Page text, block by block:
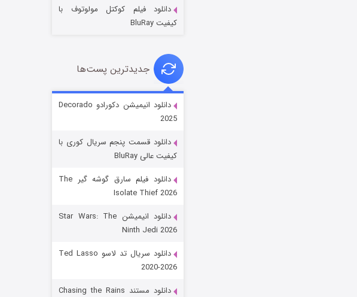
قسمت ۶ (زیرنویس)
رویایی برای تو
دانلود فیلم کوکتل مولوتوف با
کیفیت BluRay
جدیدترین پست‌ها
دانلود انیمیشن دکورادو Decorado
2025
دانلود قسمت پنجم سریال کوری با
کیفیت عالی BluRay
دانلود فیلم سارق گوشه گیر The
Isolate Thief 2026
دانلود انیمیشن Star Wars: The
Ninth Jedi 2026
دانلود سریال تد لاسو Ted Lasso
2020-2026
دانلود مستند Chasing the Rains